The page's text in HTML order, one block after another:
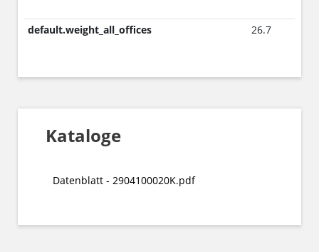
default.weight_all_offices 26.7
Kataloge
Datenblatt - 2904100020K.pdf